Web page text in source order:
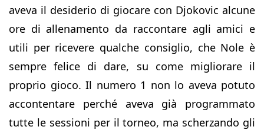
aveva il desiderio di giocare con Djokovic alcune
ore di allenamento da raccontare agli amici e
utili per ricevere qualche consiglio, che Nole è
sempre felice di dare, su come migliorare il
proprio gioco. Il numero 1 non lo aveva potuto
accontentare perché aveva già programmato
tutte le sessioni per il torneo, ma scherzando gli